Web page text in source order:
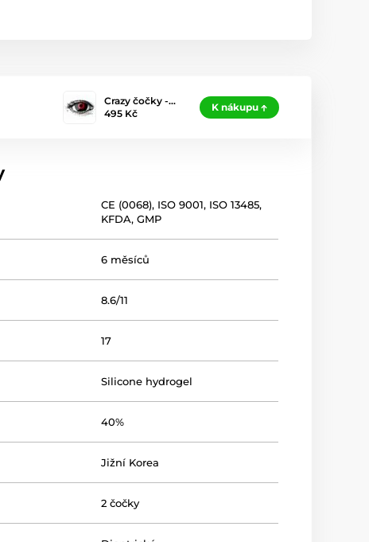
Crazy čočky -…
495 Kč
K nákupu
CE (0068), ISO 9001, ISO 13485,
KFDA,GMP
6 měsíců
8.6/11
17
Silicone hydrogel
40%
Jižní Korea
2 čočky